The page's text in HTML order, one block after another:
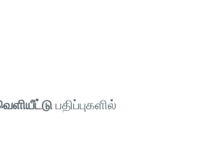
பதிப்புகளில்